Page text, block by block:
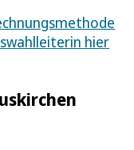
hier